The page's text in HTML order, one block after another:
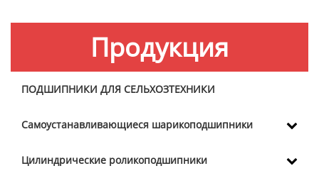
Продукция
ПОДШИПНИКИ ДЛЯ СЕЛЬХОЗТЕХНИКИ
Самоустанавливающиеся шарикоподшипники
Цилиндрические роликоподшипники